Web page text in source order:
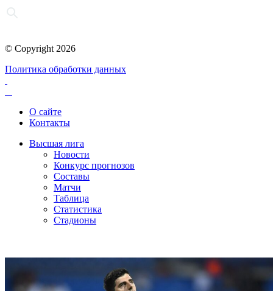
© Copyright 2026
Политика обработки данных
О сайте
Контакты
Высшая лига
Новости
Конкурс прогнозов
Составы
Матчи
Таблица
Статистика
Стадионы